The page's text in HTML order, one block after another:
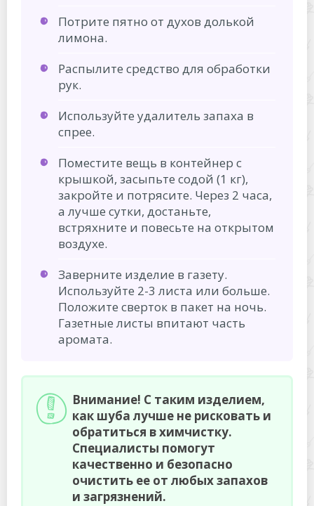
Потрите пятно от духов долькой
лимона.
Распылите средство для обработки
рук.
Используйте удалитель запаха в
спрее.
Поместите вещь в контейнер с
крышкой, засыпьте содой (1 кг),
закройте и потрясите. Через 2 часа,
а лучше сутки, достаньте,
встряхните и повесьте на открытом
воздухе.
Заверните изделие в газету.
Используйте 2-3 листа или больше.
Положите сверток в пакет на ночь.
Газетные листы впитают часть
аромата.
Внимание! С таким изделием,
как шуба лучше не рисковать и
обратиться в химчистку.
Специалисты помогут
качественно и безопасно
очистить ее от любых запахов
и загрязнений.